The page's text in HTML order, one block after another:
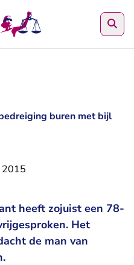
buren met bijl
2015
heeft zojuist een 78-
Het
de man van